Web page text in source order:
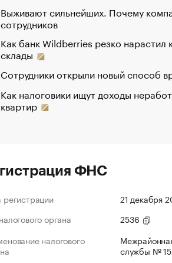
Выживают сильнейших. Почему
сотрудников
Как банк Wildberries резко нарастил
склады
Сотрудники открыли новый способ
Как налоговики ищут доходы
квартир
ФНС
регистрации
21 декабря
органа
2536
налогового
службы №